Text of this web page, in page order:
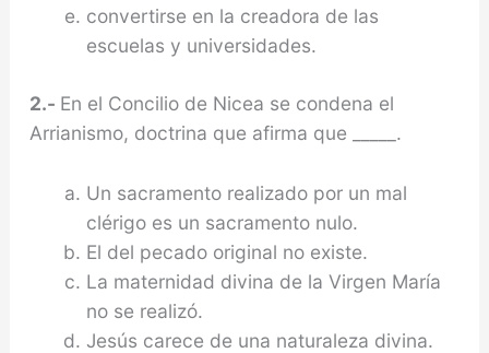
convertirse en la creadora de las
escuelas y uni­versidades.
2.- En el Concilio de Nicea se condena el
Arrianis­mo, doctrina que afirma que _____.
Un sacramento realizado por un mal
clérigo es un sacramento nulo.
El del pecado original no existe.
La maternidad divina de la Virgen María
no se realizó.
Jesús carece de una naturaleza divina.